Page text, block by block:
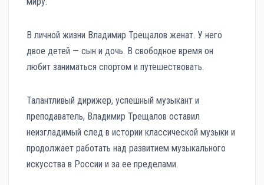
В личной жизни Владимир Трещалов женат. У него
двое детей — сын и дочь. В свободное время он
любит заниматься спортом и путешествовать.
Талантливый дирижер, успешный музыкант и
преподаватель, Владимир Трещалов оставил
неизгладимый след в истории классической музыки и
продолжает работать над развитием музыкального
искусства в России и за ее пределами.